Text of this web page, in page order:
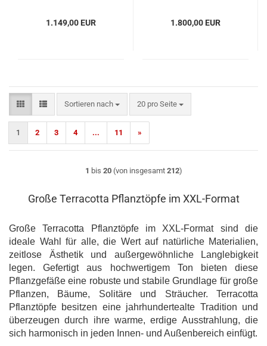
1.149,00 EUR 1.800,00 EUR
Sortieren nach
Sortieren nach 20 pro Seite
pro Seite
1 2 3 4 ... 11 »
1 bis 20(von insgesamt 212)
Große Terracotta Pflanztöpfe im XXL-Format
Große Terracotta Pflanztöpfe im XXL-Format sind die
ideale Wahl für alle, die Wert auf natürliche Materialien,
zeitlose Ästhetik und außergewöhnliche Langlebigkeit
legen. Gefertigt aus hochwertigem Ton bieten diese
Pflanzgefäße eine robuste und stabile Grundlage für große
Pflanzen, Bäume, Solitäre und Sträucher. Terracotta
Pflanztöpfe besitzen eine jahrhundertealte Tradition und
überzeugen durch ihre warme, erdige Ausstrahlung, die
sich harmonisch in jeden Innen- und Außenbereich einfügt.